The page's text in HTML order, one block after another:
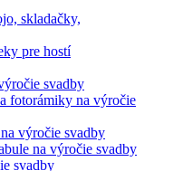
skladačky,
pre hostí
svadby
fotorámiky na výročie
výročie svadby
na výročie svadby
svadby